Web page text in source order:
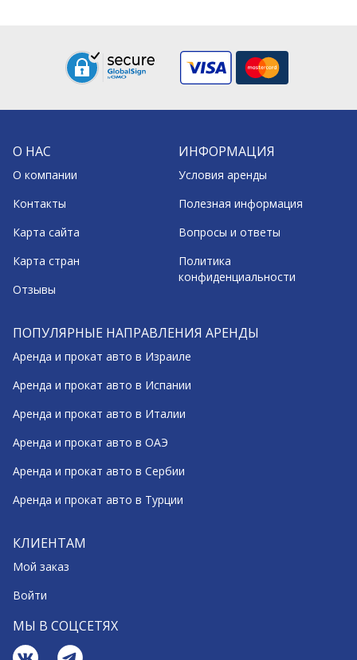
О НАС
О компании
Контакты
Карта сайта
Карта стран
Отзывы
ИНФОРМАЦИЯ
Условия аренды
Полезная информация
Вопросы и ответы
Политика
конфиденциальности
ПОПУЛЯРНЫЕ НАПРАВЛЕНИЯ АРЕНДЫ
Аренда и прокат авто в Израиле
Аренда и прокат авто в Испании
Аренда и прокат авто в Италии
Аренда и прокат авто в ОАЭ
Аренда и прокат авто в Сербии
Аренда и прокат авто в Турции
КЛИЕНТАМ
Мой заказ
Войти
МЫ В СОЦСЕТЯХ